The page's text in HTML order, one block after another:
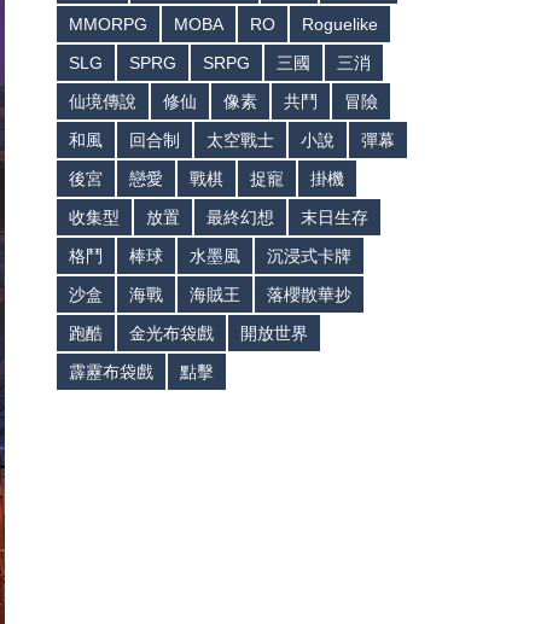
MMORPG
MOBA RO
Roguelike
SLG
SPRG SRPG 三國
三消
仙境傳說
修仙 像素 共鬥
冒險
和風
回合制 太空戰士 小說
彈幕
後宮
戀愛 戰棋 捉寵
掛機
收集型
放置 最終幻想
末日生存
格鬥
棒球 水墨風
沉浸式卡牌
沙盒
海戰 海賊王
落櫻散華抄
跑酷
金光布袋戲
開放世界
霹靂布袋戲
點擊